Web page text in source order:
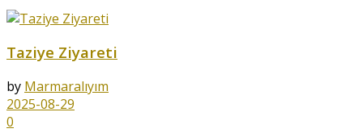
Taziye Ziyareti
by Marmaralıyım
2025-08-29
0